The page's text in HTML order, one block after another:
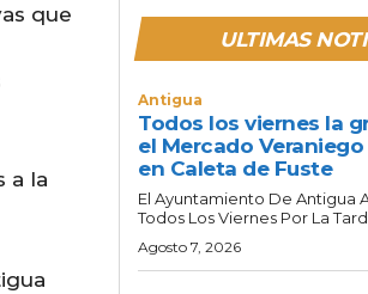
que
a la
ULTIMAS
Antigua
Todos los viernes la
el Mercado
en Caleta de Fuste
El Ayuntamiento De Antigua
Todos Los Viernes Por La
Agosto 7, 2026